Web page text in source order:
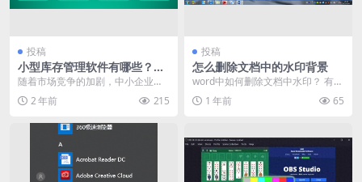
投稿
小型库存管理软件有哪些？
（适合中小企业使用的进销存
软件推荐）
随着市场竞争的加剧，中小企业对
于管理效率的要求也越来越高。为
了降低成本、提高经营...
2 年前 215
投稿
怎么删除文档中的水印背景
word中如何删除文档中水印？ 有一
种方法不仅能删除也能修改水印。 ·
首先要知道...
1 年前 65